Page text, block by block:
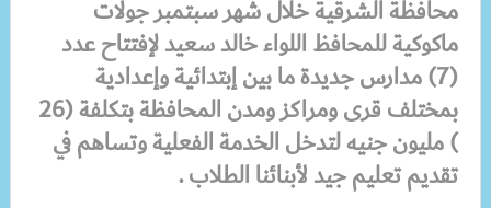
محافظة الشرقية خلال شهر سبتمبر جولات
ماكوكية للمحافظ اللواء خالد سعيد لإفتتاح عدد
(7) مدارس جديدة ما بين إبتدائية وإعدادية
بمختلف قرى ومراكز ومدن المحافظة بتكلفة (26
) مليون جنيه لتدخل الخدمة الفعلية وتساهم في
تقديم تعليم جيد لأبنائنا الطلاب .